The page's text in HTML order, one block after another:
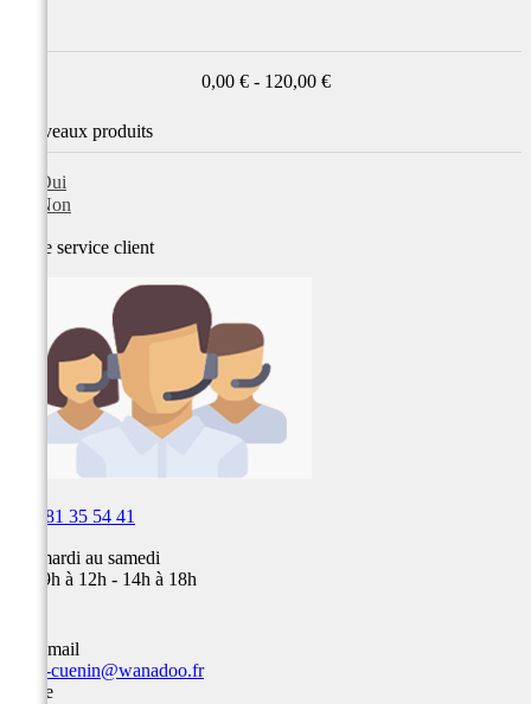
0,00 € - 120,00 €
Nouveaux produits
Oui
Non
Notre service client
03 81 35 54 41
Du mardi au samedi
de 09h à 12h - 14h à 18h
Par email
team-cuenin@wanadoo.fr
Câble